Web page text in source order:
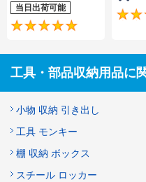
当日出荷可能
工具・部品収納用品に
小物 収納 引き出し
工具 モンキー
棚 収納 ボックス
スチール ロッカー